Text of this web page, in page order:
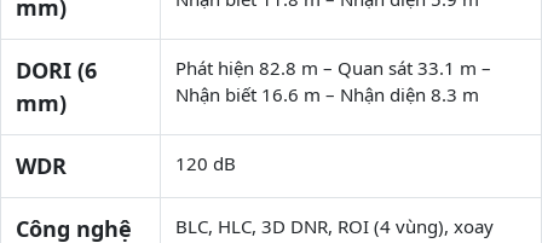
mm)
DORI (6
mm)
Phát hiện 82.8 m – Quan sát 33.1 m –
Nhận biết 16.6 m – Nhận diện 8.3 m
WDR 120 dB
Công nghệ
BLC, HLC, 3D DNR, ROI (4 vùng), xoay